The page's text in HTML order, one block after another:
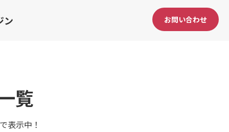
ン お問い合わせ
覧
表示中！